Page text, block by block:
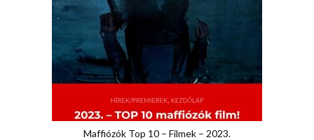
Maffiózók Top 10 – Filmek – 2023.